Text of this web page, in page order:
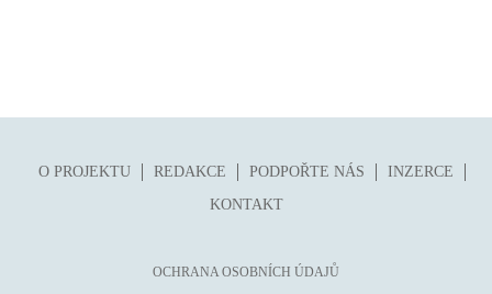
O PROJEKTU REDAKCE PODPOŘTE NÁS
INZERCE
KONTAKT
OCHRANA OSOBNÍCH ÚDAJŮ